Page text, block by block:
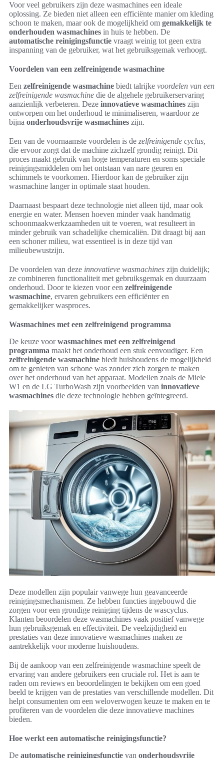
Voor veel gebruikers zijn deze wasmachines een ideale
oplossing. Ze bieden niet alleen een efficiënte manier om kleding
schoon te maken, maar ook de mogelijkheid om gemakkelijk te
onderhouden wasmachines in huis te hebben. De
automatische reinigingsfunctie vraagt weinig tot geen extra
inspanning van de gebruiker, wat het gebruiksgemak verhoogt.
Voordelen van een zelfreinigende wasmachine
Een zelfreinigende wasmachine biedt talrijke voordelen van een
zelfreinigende wasmachine die de algehele gebruikerservaring
aanzienlijk verbeteren. Deze innovatieve wasmachines zijn
ontworpen om het onderhoud te minimaliseren, waardoor ze
bijna onderhoudsvrije wasmachines zijn.
Een van de voornaamste voordelen is de zelfreinigende cyclus,
die ervoor zorgt dat de machine zichzelf grondig reinigt. Dit
proces maakt gebruik van hoge temperaturen en soms speciale
reinigingsmiddelen om het ontstaan van nare geuren en
schimmels te voorkomen. Hierdoor kan de gebruiker zijn
wasmachine langer in optimale staat houden.
Daarnaast bespaart deze technologie niet alleen tijd, maar ook
energie en water. Mensen hoeven minder vaak handmatig
schoonmaakwerkzaamheden uit te voeren, wat resulteert in
minder gebruik van schadelijke chemicaliën. Dit draagt bij aan
een schoner milieu, wat essentieel is in deze tijd van
milieubewustzijn.
De voordelen van deze innovatieve wasmachines zijn duidelijk;
ze combineren functionaliteit met gebruiksgemak en duurzaam
onderhoud. Door te kiezen voor een zelfreinigende
wasmachine, ervaren gebruikers een efficiënter en
gemakkelijker wasproces.
Wasmachines met een zelfreinigend programma
De keuze voorwasmachines met een zelfreinigend
programma maakt het onderhoud een stuk eenvoudiger. Een
zelfreinigende wasmachine biedt huishoudens de mogelijkheid
om te genieten van schone was zonder zich zorgen te maken
over het onderhoud van het apparaat. Modellen zoals de Miele
W1 en de LG TurboWash zijn voorbeelden van innovatieve
wasmachines die deze technologie hebben geïntegreerd.
Deze modellen zijn populair vanwege hun geavanceerde
reinigingsmechanismen. Ze hebben functies ingebouwd die
zorgen voor een grondige reiniging tijdens de wascyclus.
Klanten beoordelen deze wasmachines vaak positief vanwege
hun gebruiksgemak en effectiviteit. De veelzijdigheid en
prestaties van deze innovatieve wasmachines maken ze
aantrekkelijk voor moderne huishoudens.
Bij de aankoop van een zelfreinigende wasmachine speelt de
ervaring van andere gebruikers een cruciale rol. Het is aan te
raden om reviews en beoordelingen te bekijken om een goed
beeld te krijgen van de prestaties van verschillende modellen. Dit
helpt consumenten om een weloverwogen keuze te maken en te
profiteren van de voordelen die deze innovatieve machines
bieden.
Hoe werkt een automatische reinigingsfunctie?
De automatische reinigingsfunctie van onderhoudsvrije